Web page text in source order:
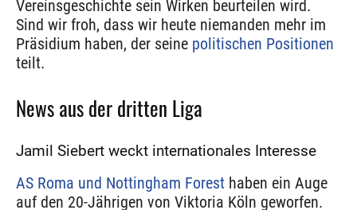
Vereinsgeschichte sein Wirken beurteilen wird.
Sind wir froh, dass wir heute niemanden mehr im
Präsidium haben, der seine politischen Positionen
teilt.
News aus der dritten Liga
Jamil Siebert weckt internationales Interesse
AS Roma und Nottingham Forest haben ein Auge
auf den 20-Jährigen von Viktoria Köln geworfen.